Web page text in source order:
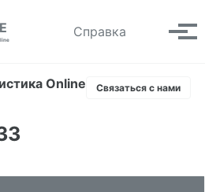
Справка Toggle
Online Связаться с нами